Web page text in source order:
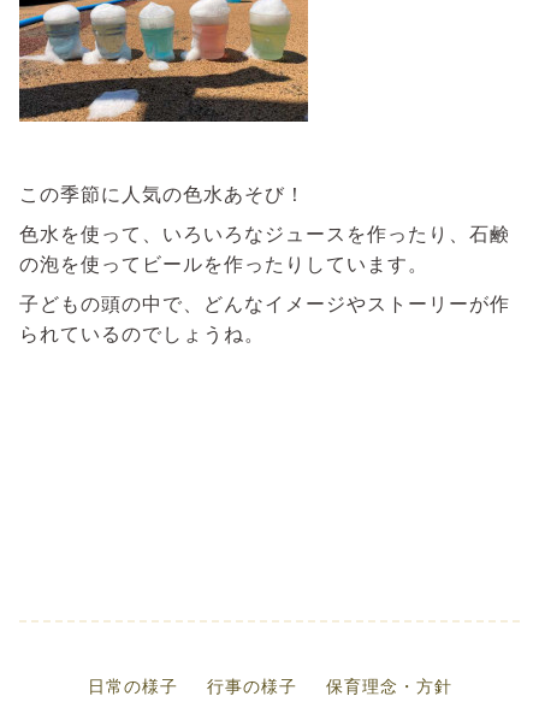
この季節に人気の色水あそび！
色水を使って、いろいろなジュースを作ったり、石鹸
の泡を使ってビールを作ったりしています。
子どもの頭の中で、どんなイメージやストーリーが作
られているのでしょうね。
日常の様子 行事の様子
保育理念・方針